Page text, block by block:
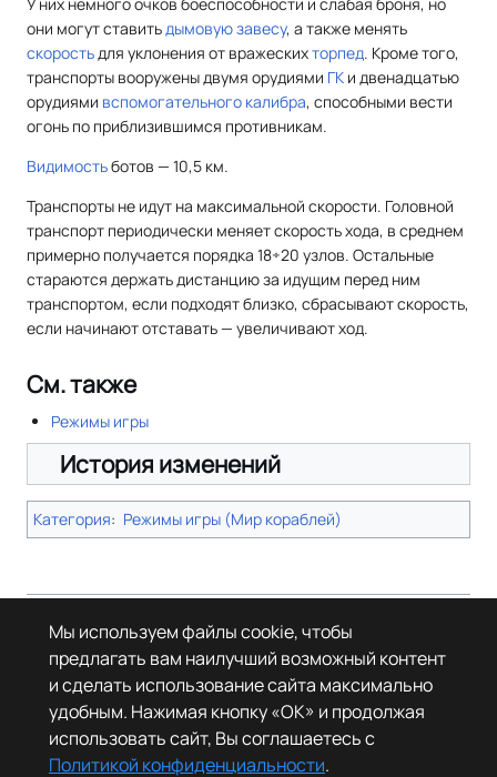
У них немного очков боеспособности и слабая броня, но
они могут ставитьдымовую завесу, а также менять
скоростьдля уклонения от вражескихторпед. Кроме того,
транспорты вооружены двумя орудиями ГК и двенадцатью
орудиями вспомогательного калибра, способными вести
огонь по приблизившимся противникам.
Видимостьботов — 10,5 км.
Транспорты не идут на максимальной скорости. Головной
транспорт периодически меняет скорость хода, в среднем
примерно получается порядка 18÷20 узлов. Остальные
стараются держать дистанцию за идущим перед ним
транспортом, если подходят близко, сбрасывают скорость,
если начинают отставать — увеличивают ход.
См. также
Режимы игры
История изменений
Категория: Режимы игры (Мир кораблей)
Страница в последний раз была отредактирована 6 октября 2025
года в 18:10.
© Леста Игры, 2022–2026. Игры «Мир танков», «Мир кораблей», Tanks
Blitz основаны на интеллектуальной собственности третьих лиц. Все
права на объекты прав третьих лиц принадлежат их законным
правообладателям.
Политика конфиденциальности
О Леста Wiki
Мы используем файлы cookie, чтобы
предлагать вам наилучший возможный контент
и сделать использование сайта максимально
удобным. Нажимая кнопку «OK» и продолжая
использовать сайт, Вы соглашаетесь с
Политикой конфиденциальности.